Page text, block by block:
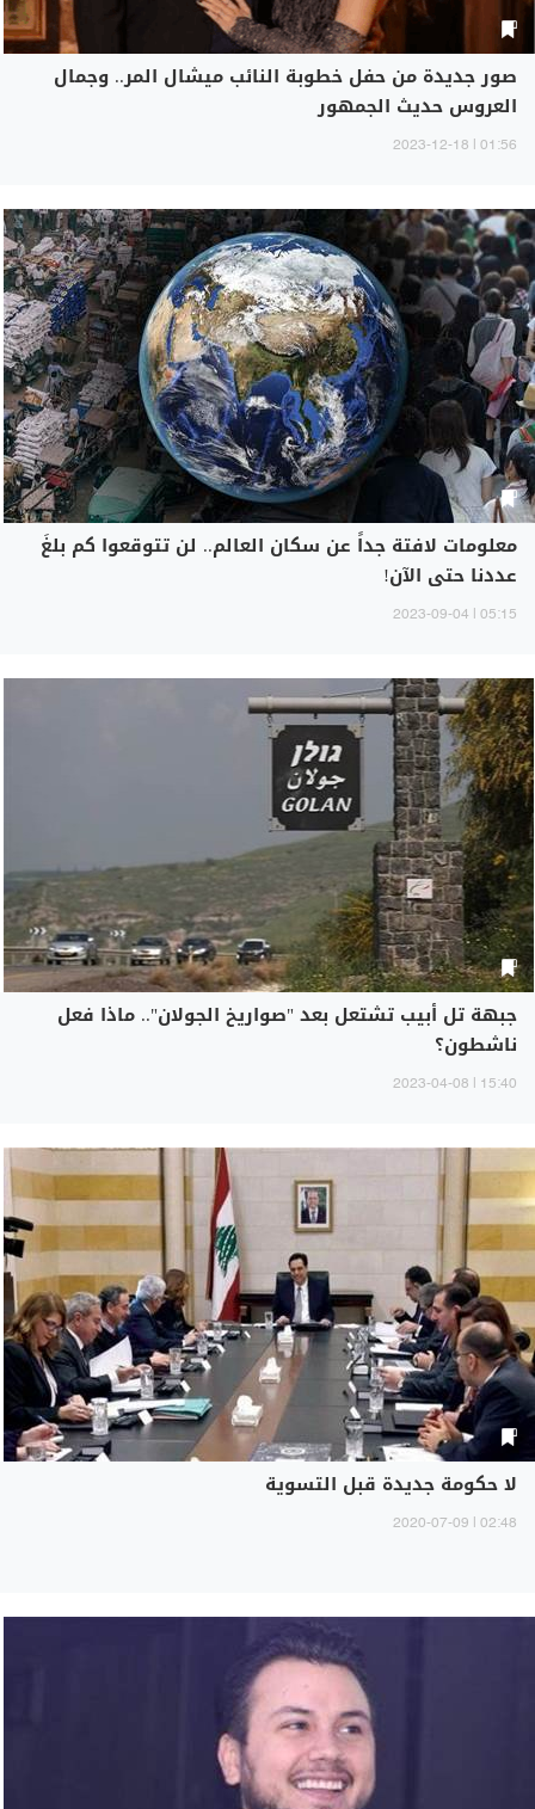
صور جديدة من حفل خطوبة النائب ميشال المر.. وجمال
العروس حديث الجمهور
01:56 | 2023-12-18
معلومات لافتة جداً عن سكان العالم.. لن تتوقعوا كم بلغَ
عددنا حتى الآن!
05:15 | 2023-09-04
جبهة تل أبيب تشتعل بعد "صواريخ الجولان".. ماذا فعل
ناشطون؟
15:40 | 2023-04-08
لا حكومة جديدة قبل التسوية
02:48 | 2020-07-09